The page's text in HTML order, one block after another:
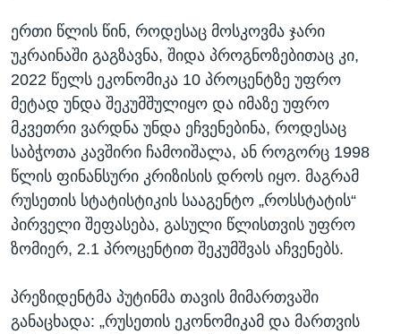
ერთი წლის წინ, როდესაც მოსკოვმა ჯარი
უკრაინაში გაგზავნა, შიდა პროგნოზებითაც კი,
2022 წელს ეკონომიკა 10 პროცენტზე უფრო
მეტად უნდა შეკუმშულიყო და იმაზე უფრო
მკვეთრი ვარდნა უნდა ეჩვენებინა, როდესაც
საბჭოთა კავშირი ჩამოიშალა, ან როგორც 1998
წლის ფინანსური კრიზისის დროს იყო. მაგრამ
რუსეთის სტატისტიკის სააგენტო „როსსტატის“
პირველი შეფასება, გასული წლისთვის უფრო
ზომიერ, 2.1 პროცენტით შეკუმშვას აჩვენებს.
პრეზიდენტმა პუტინმა თავის მიმართვაში
განაცხადა: „რუსეთის ეკონომიკამ და მართვის